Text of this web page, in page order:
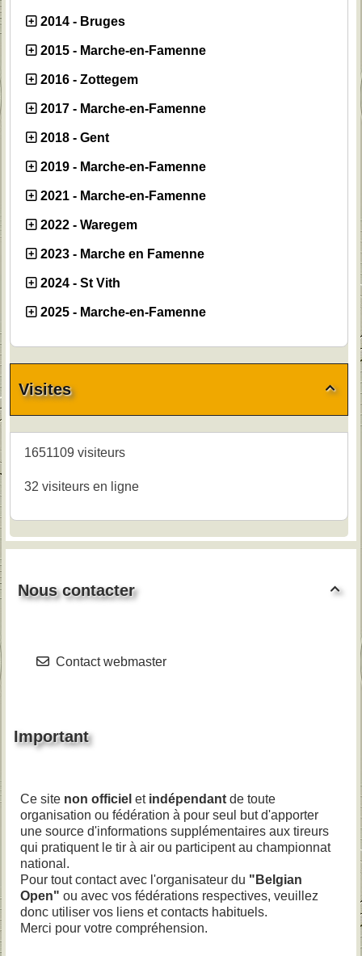
2014 - Bruges
2015 - Marche-en-Famenne
2016 - Zottegem
2017 - Marche-en-Famenne
2018 - Gent
2019 - Marche-en-Famenne
2021 - Marche-en-Famenne
2022 - Waregem
2023 - Marche en Famenne
2024 - St Vith
2025 - Marche-en-Famenne

Visites
1651109 visiteurs
32 visiteurs en ligne

Nous contacter
Contact webmaster
Important
Ce site non officiel et indépendant de toute
organisation ou fédération à pour seul but d'apporter
une source d'informations supplémentaires aux tireurs
qui pratiquent le tir à air ou participent au championnat
national.
Pour tout contact avec l'organisateur du "Belgian
Open" ou avec vos fédérations respectives, veuillez
donc utiliser vos liens et contacts habituels.
Merci pour votre compréhension.